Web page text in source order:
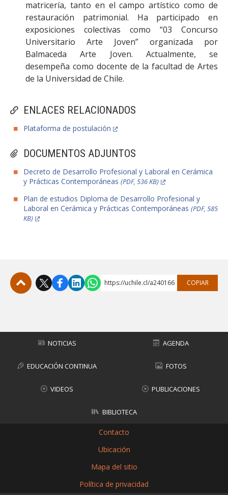
ENLACES RELACIONADOS
Plataforma de postulación
DOCUMENTOS ADJUNTOS
Decreto de Desarrollo Profesional y Laboral en Cerámica
y Prácticas Contemporáneas (PDF, 536 KB)
Plan de estudios Diploma de Desarrollo Profesional y
Laboral en Cerámica y Prácticas Contemporáneas (PDF, 585
KB)
matricería, tanto en el campo artístico como de
restauración patrimonial. Ha participado en
exposiciones colectivas como “03 Concurso
Universitario Arte Joven” organizada por
Balmaceda Arte Joven. Actualmente, se
desempeña como docente de la facultad de Artes
de la Universidad de Chile.
https://uchile.cl/a240166 COPIAR
NOTICIAS AGENDA
EDUCACIÓN CONTINUA FOTOS
VIDEOS PUBLICACIONES
BIBLIOTECA
Contacto
Ubicación
Mapa del sitio
Política de privacidad